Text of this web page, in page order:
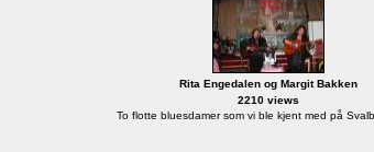
Rita Engedalen og Margit Bakken
2210 views
To flotte bluesdamer som vi ble kjent med på